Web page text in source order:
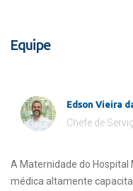
Equipe
Edson Vieira
Chefe de
A Maternidade do Hospital
médica altamente